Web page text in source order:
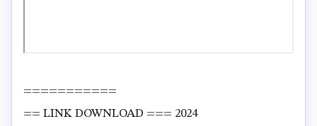
===========
== LINK DOWNLOAD === 2024